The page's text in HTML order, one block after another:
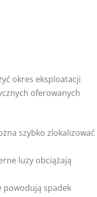
okres eksploatacji
oferowanych
szybko zlokalizować
luzy obciążają
powodują spadek